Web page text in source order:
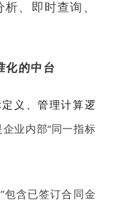
、即时查询、
化的中台
义、管理计算逻
业内部“同一指标
包含已签订合同金